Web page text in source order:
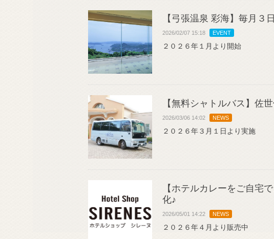
【弓張温泉 彩海】毎月３
2026/02/07 15:18 EVENT
２０２６年１月より開始
【無料シャトルバス】佐
2026/03/06 14:02 NEWS
２０２６年３月１日より実施
【ホテルカレーをご自宅
化♪
2026/05/01 14:22 NEWS
２０２６年４月より販売中